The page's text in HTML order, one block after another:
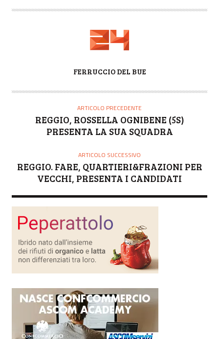
T
FERRUCCIO DEL BUE
ARTICOLO PRECEDENTE
REGGIO, ROSSELLA OGNIBENE (5S)
PRESENTA LA SUA SQUADRA
ARTICOLO SUCCESSIVO
REGGIO. FARE, QUARTIERI&FRAZIONI PER
VECCHI, PRESENTA I CANDIDATI